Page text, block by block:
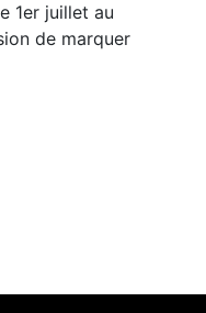
1er juillet au
de marquer